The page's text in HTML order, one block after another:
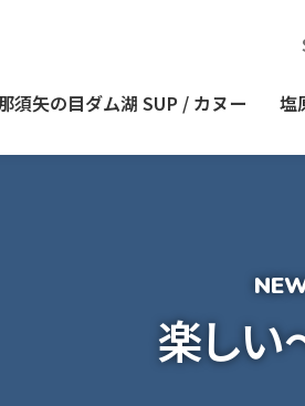
須矢の目ダム湖 SUP / カヌー 塩
楽しい